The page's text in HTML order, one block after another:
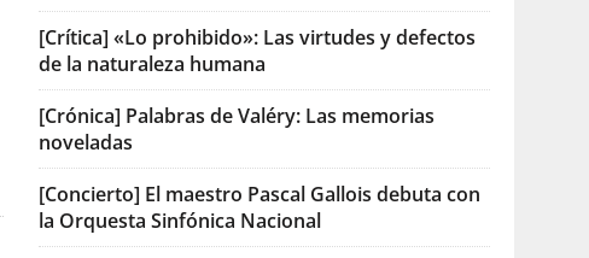
[Crítica] «Lo prohibido»: Las virtudes y defectos
de la naturaleza humana
[Crónica] Palabras de Valéry: Las memorias
noveladas
[Concierto] El maestro Pascal Gallois debuta con
la Orquesta Sinfónica Nacional